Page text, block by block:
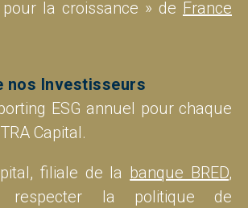
la croissance » de France
nos Investisseurs
ESG annuel pour chaque
Capital.
filiale de la banque BRED,
respecter la politique de